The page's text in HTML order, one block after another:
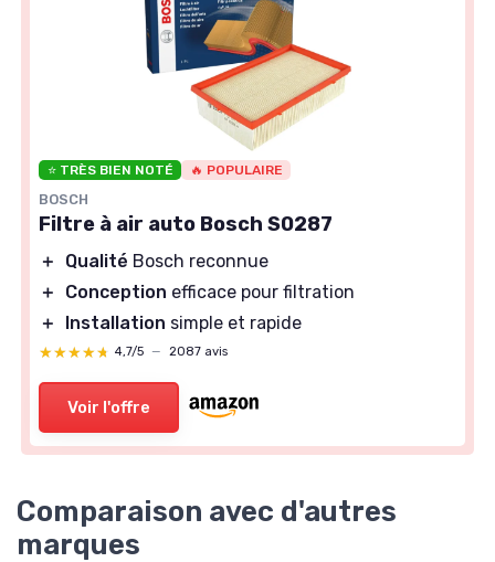
⭐ TRÈS BIEN NOTÉ 🔥 POPULAIRE
BOSCH
Filtre à air auto Bosch S0287
＋ Qualité Bosch reconnue
＋
Conception efficace pour filtration
＋
Installation simple et rapide
★★★★★
★★★★★ 4,7/5 — 2087 avis
Voir l'offre
Comparaison avec d'autres
marques